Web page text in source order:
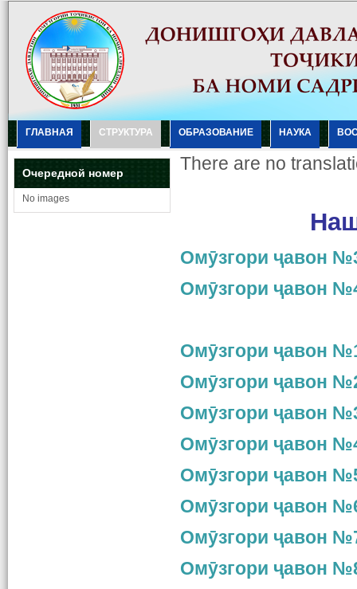
ГЛАВНАЯ СТРУКТУРА ОБРАЗОВАНИЕ НАУКА
Очередной номер
No images
There are no
Омӯзгори ҷавон
Омӯзгори ҷавон
Омӯзгори ҷавон
Омӯзгори ҷавон
Омӯзгори ҷавон
Омӯзгори ҷавон
Омӯзгори ҷавон
Омӯзгори ҷавон
Омӯзгори ҷавон
Омӯзгори ҷавон